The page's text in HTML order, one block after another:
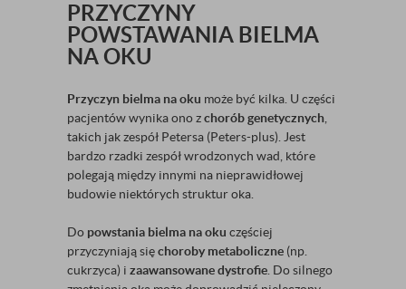
PRZYCZYNY
POWSTAWANIA BIELMA
NA OKU
Przyczyn bielma na oku może być kilka. U części
pacjentów wynika ono zchorób genetycznych,
takich jak zespół Petersa (Peters-plus). Jest
bardzo rzadki zespół wrodzonych wad, które
polegają między innymi na nieprawidłowej
budowie niektórych struktur oka.
Do powstania bielma na oku częściej
przyczyniają sięchoroby metaboliczne (np.
cukrzyca) i zaawansowane dystrofie. Do silnego